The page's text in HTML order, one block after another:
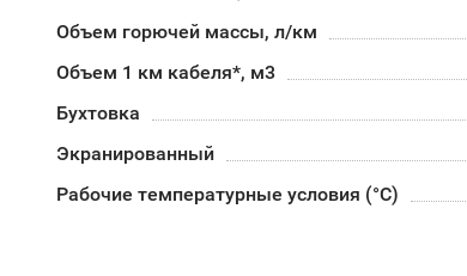
Объем горючей массы, л/км
Объем 1 км кабеля*, м3
Бухтовка
Экранированный
Рабочие температурные условия (°С)